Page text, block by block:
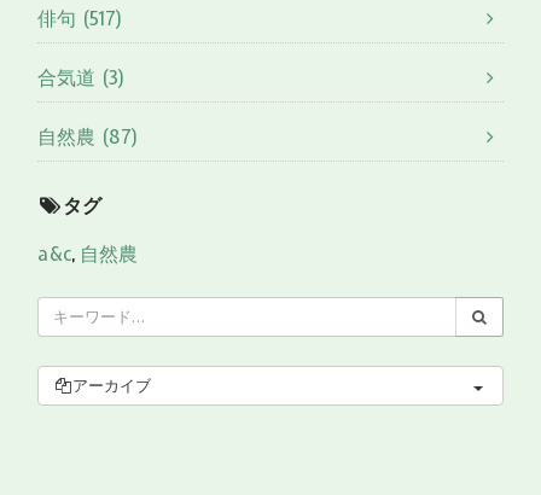
俳句 (517)
合気道 (3)
自然農 (87)
タグ
a&c, 自然農
アーカイブ